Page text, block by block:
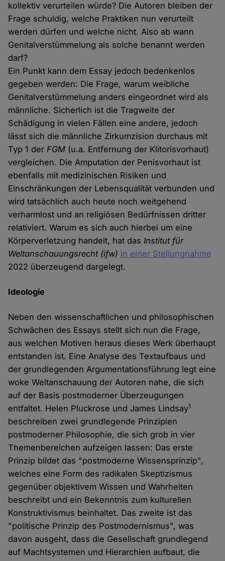
kollektiv verurteilen würde? Die Autoren bleiben der
Frage schuldig, welche Praktiken nun verurteilt
werden dürfen und welche nicht. Also ab wann
Genitalverstümmelung als solche benannt werden
darf?
Ein Punkt kann dem Essay jedoch bedenkenlos
gegeben werden: Die Frage, warum weibliche
Genitalverstümmelung anders eingeordnet wird als
männliche. Sicherlich ist die Tragweite der
Schädigung in vielen Fällen eine andere, jedoch
lässt sich die männliche Zirkumzision durchaus mit
Typ 1 derFGM (u.a. Entfernung der Klitorisvorhaut)
vergleichen. Die Amputation der Penisvorhaut ist
ebenfalls mit medizinischen Risiken und
Einschränkungen der Lebensqualität verbunden und
wird tatsächlich auch heute noch weitgehend
verharmlost und an religiösen Bedürfnissen dritter
relativiert. Warum es sich auch hierbei um eine
Körperverletzung handelt, hat dasInstitut für
Weltanschauungsrecht (ifw) in einer Stellungnahme
2022 überzeugend dargelegt.
Ideologie
Neben den wissenschaftlichen und philosophischen
Schwächen des Essays stellt sich nun die Frage,
aus welchen Motiven heraus dieses Werk überhaupt
entstanden ist. Eine Analyse des Textaufbaus und
der grundlegenden Argumentationsführung legt eine
woke Weltanschauung der Autoren nahe, die sich
auf der Basis postmoderner Überzeugungen
entfaltet. Helen Pluckrose und James Lindsay1
beschreiben zwei grundlegende Prinzipien
postmoderner Philosophie, die sich grob in vier
Themenbereichen aufzeigen lassen: Das erste
Prinzip bildet das "postmoderne Wissensprinzip",
welches eine Form des radikalen Skeptizismus
gegenüber objektivem Wissen und Wahrheiten
beschreibt und ein Bekenntnis zum kulturellen
Konstruktivismus beinhaltet. Das zweite ist das
"politische Prinzip des Postmodernismus", was
davon ausgeht, dass die Gesellschaft grundlegend
auf Machtsystemen und Hierarchien aufbaut, die